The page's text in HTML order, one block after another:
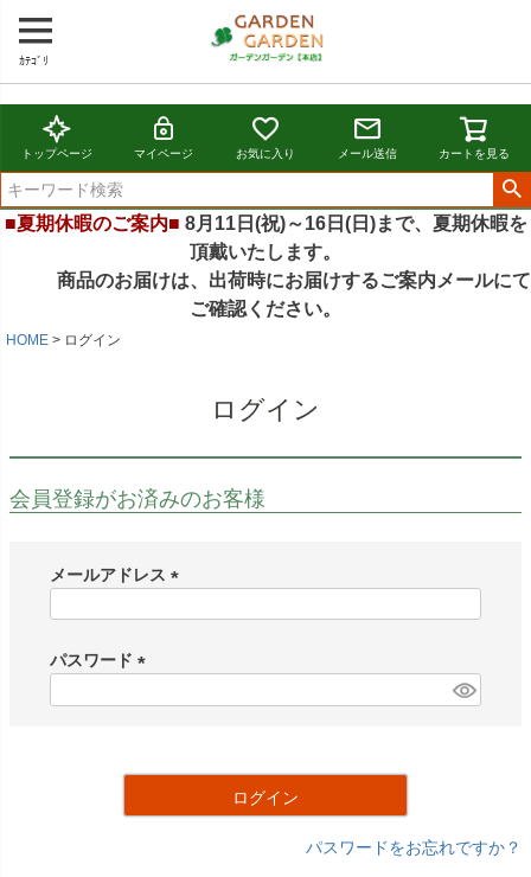
ｶﾃｺﾞﾘ
トップページ マイページ お気に入り メール送信 カートを見る
■夏期休暇のご案内■ 8月11日(祝)～16日(日)まで、夏期休暇を
頂戴いたします。
商品のお届けは、出荷時にお届けするご案内メールにて
ご確認ください。
HOME ログイン
ログイン
会員登録がお済みのお客様
メールアドレス
)
パスワード
ログイン
パスワードをお忘れですか？